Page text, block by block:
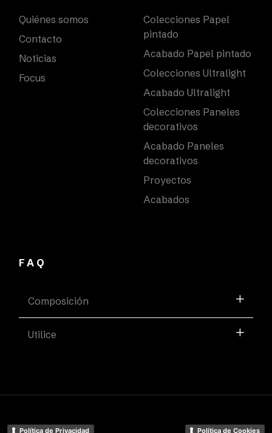
Quiénes somos
Contacto
Noticias
Focus
Colecciones Papel
pintado
Acabado Papel pintado
Colecciones Ultralight
Acabado Ultralight
Colecciones Paneles
decorativos
Acabado Paneles
decorativos
Proyectos
Acabados
FAQ
Composición
Utilice
Política de Privacidad Política de Cookies